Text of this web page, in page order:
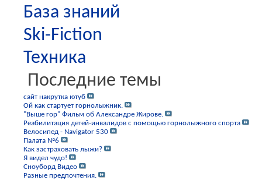
База знаний
Ski-Fiction
Техника
Последние темы
сайт накрутка ютуб
Ой как стартует горнолыжник.
"Выше гор" Фильм об Александре Жирове.
Реабилитация детей-инвалидов с помощью горнолыжного спорта
Велосипед - Navigator 530
Палата №6
Как застраховать лыжи?
Я видел чудо!
Сноуборд Видео
Разные предпочтения.